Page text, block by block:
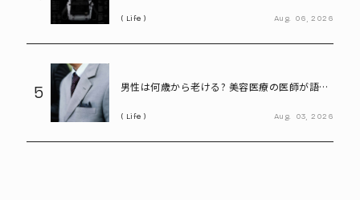
Life Aug. 06, 2026
5
男性は何歳から老ける? 美容医療の医師が語る
Life Aug. 03, 2026